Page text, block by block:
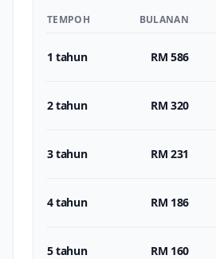
TEMPOH BULANAN
1 tahun RM 586
2 tahun RM 320
3 tahun RM 231
4 tahun RM 186
5 tahun RM 160